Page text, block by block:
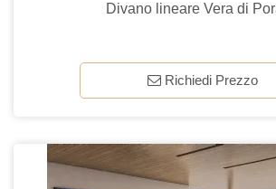
Divano lineare Vera di
Richiedi Prezzo